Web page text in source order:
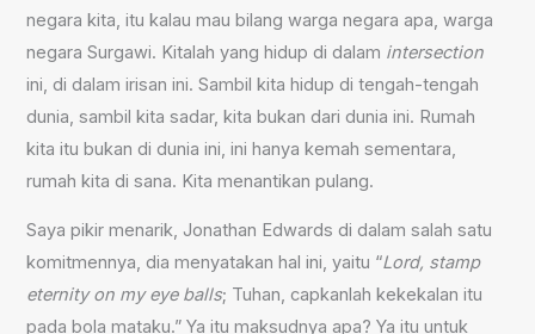
negara kita, itu kalau mau bilang warga negara apa, warga
negara Surgawi. Kitalah yang hidup di dalam intersection
ini, di dalam irisan ini. Sambil kita hidup di tengah-tengah
dunia, sambil kita sadar, kita bukan dari dunia ini. Rumah
kita itu bukan di dunia ini, ini hanya kemah sementara,
rumah kita di sana. Kita menantikan pulang.
Saya pikir menarik, Jonathan Edwards di dalam salah satu
komitmennya, dia menyatakan hal ini, yaitu “Lord, stamp
eternity on my eye balls; Tuhan, capkanlah kekekalan itu
pada bola mataku.” Ya itu maksudnya apa? Ya itu untuk